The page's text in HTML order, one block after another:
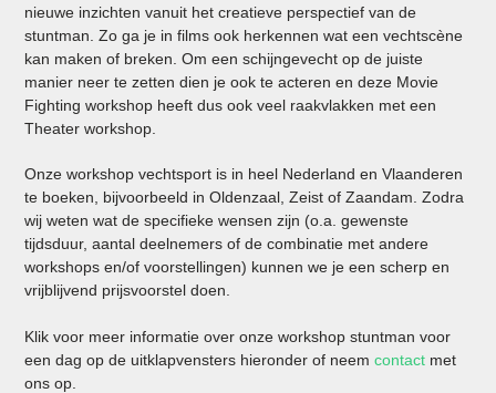
nieuwe inzichten vanuit het creatieve perspectief van de
stuntman. Zo ga je in films ook herkennen wat een vechtscène
kan maken of breken. Om een schijngevecht op de juiste
manier neer te zetten dien je ook te acteren en deze Movie
Fighting workshop heeft dus ook veel raakvlakken met een
Theater workshop.
Onze workshop vechtsport is in heel Nederland en Vlaanderen
te boeken, bijvoorbeeld in Oldenzaal, Zeist of Zaandam. Zodra
wij weten wat de specifieke wensen zijn (o.a. gewenste
tijdsduur, aantal deelnemers of de combinatie met andere
workshops en/of voorstellingen) kunnen we je een scherp en
vrijblijvend prijsvoorstel doen.
Klik voor meer informatie over onze workshop stuntman voor
een dag op de uitklapvensters hieronder of neemcontact met
ons op.